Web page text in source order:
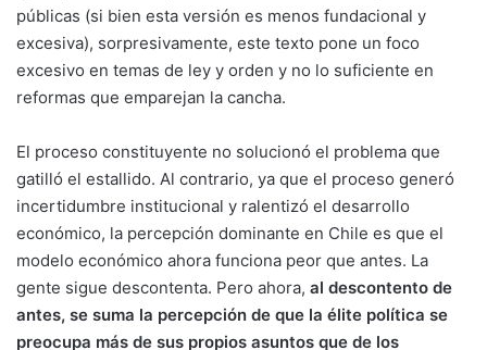
públicas (si bien esta versión es menos fundacional y
excesiva), sorpresivamente, este texto pone un foco
excesivo en temas de ley y orden y no lo suficiente en
reformas que emparejan la cancha.
El proceso constituyente no solucionó el problema que
gatilló el estallido. Al contrario, ya que el proceso generó
incertidumbre institucional y ralentizó el desarrollo
económico, la percepción dominante en Chile es que el
modelo económico ahora funciona peor que antes. La
gente sigue descontenta. Pero ahora, al descontento de
antes, se suma la percepción de que la élite política se
preocupa más de sus propios asuntos que de los